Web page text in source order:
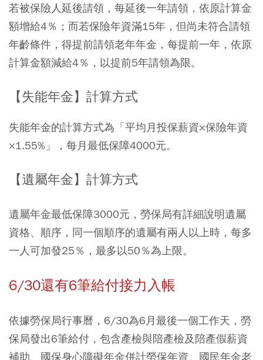
若被保險人延後請領，每延後一年請領，依原計算金
額增給4％；而若保險年資滿15年，但尚未符合請領
年齡條件，得提前請領老年年金，每提前一年，依原
計算金額減給4％，以提前5年請領為限。
【失能年金】計算方式
失能年金的計算方式為「平均月投保薪資×保險年資
×1.55%」，每月最低保障4000元。
【遺屬年金】計算方式
遺屬年金最低保障3000元，勞保局有詳細說明遺屬
資格、順序，同一個順序的遺屬有兩人以上時，每多
一人可加發25％，最多以50％為上限。
6/30還有6筆給付接力入帳
依據勞保局行事曆，6/30為6月最後一個工作天，勞
保局發出6筆給付，包含產檢與陪產檢及陪產假薪資
補助、國保身心障礙年金併計勞保年資、國民年金老